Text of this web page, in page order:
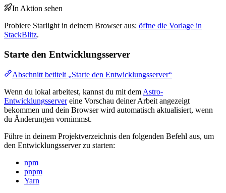
In Aktion sehen
Probiere Starlight in deinem Browser aus: öffne die Vorlage in
StackBlitz.
Starte den Entwicklungsserver
Abschnitt betitelt „Starte den Entwicklungsserver“
Wenn du lokal arbeitest, kannst du mit dem Astro-
Entwicklungsservereine Vorschau deiner Arbeit angezeigt
bekommen und dein Browser wird automatisch aktualisiert, wenn
du Änderungen vornimmst.
Führe in deinem Projektverzeichnis den folgenden Befehl aus, um
den Entwicklungsserver zu starten:
npm
pnpm
Yarn